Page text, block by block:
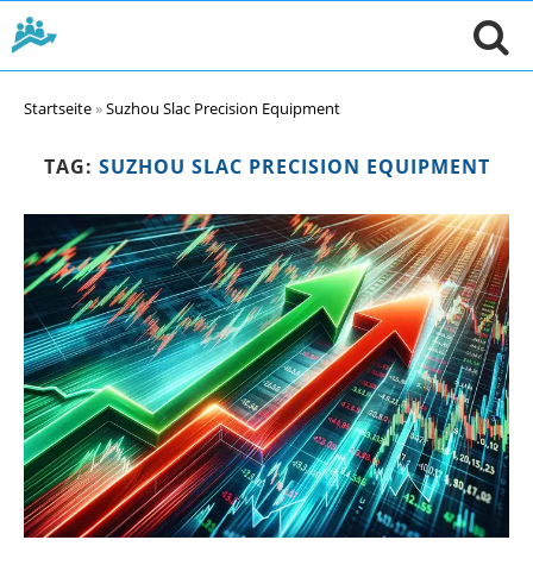
Startseite»Suzhou Slac Precision Equipment
TAG: SUZHOU SLAC PRECISION EQUIPMENT